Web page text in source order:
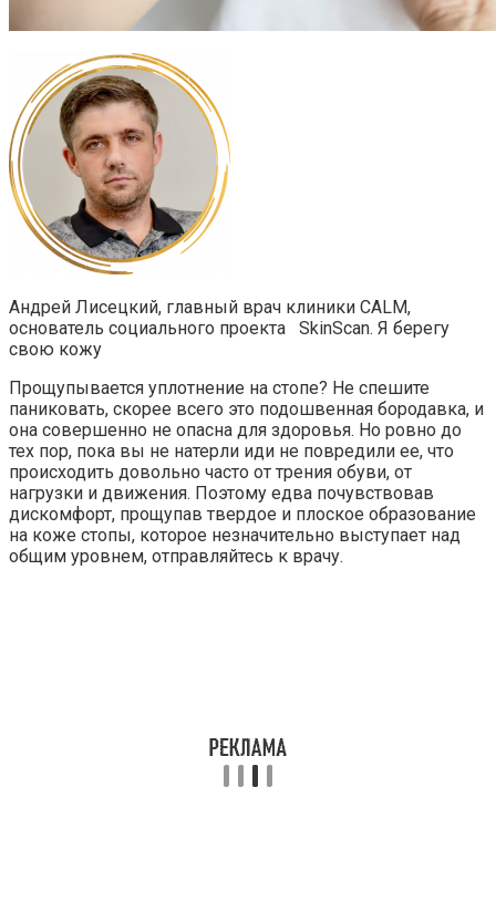
Андрей Лисецкий, главный врач клиники CALM,
основатель социального проекта SkinScan. Я берегу
свою кожу
Прощупывается уплотнение на стопе? Не спешите
паниковать, скорее всего это подошвенная бородавка, и
она совершенно не опасна для здоровья. Но ровно до
тех пор, пока вы не натерли иди не повредили ее, что
происходить довольно часто от трения обуви, от
нагрузки и движения. Поэтому едва почувствовав
дискомфорт, прощупав твердое и плоское образование
на коже стопы, которое незначительно выступает над
общим уровнем, отправляйтесь к врачу.